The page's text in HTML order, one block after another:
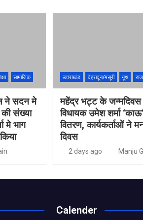
सामाजिक
ने सदन मे
की संख्या
मे भाग
उत्तराखंड देहरादून/मसूरी यूथ
महेंद्र भट्ट के जन्मदिवस
विधायक उमेश शर्मा
वितरण, कार्यकर्ताओं ने
दिवस
2 days ago Manju
Calender